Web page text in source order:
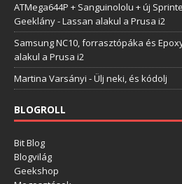
ATMega644P + Sanguinololu + új
Geeklány-Lassan alakul a Prusa i2
Samsung NC10, forrasztópáka és
alakul a Prusa i2
Martina Varsányi -Ülj neki, és kódolj
BLOGROLL
Bit Blog
Blogvilág
Geekshop